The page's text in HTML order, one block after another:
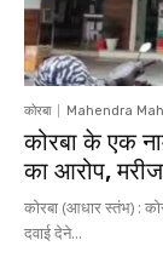
कोरबा Mahendra
कोरबा के एक
का आरोप,
कोरबा (आधार स्तंभ) :
दवाई देने...